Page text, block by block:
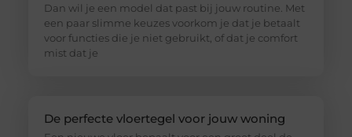
Dan wil je een model dat past bij jouw routine. Met
een paar slimme keuzes voorkom je dat je betaalt
voor functies die je niet gebruikt, of dat je comfort
mist dat je
De perfecte vloertegel voor jouw woning